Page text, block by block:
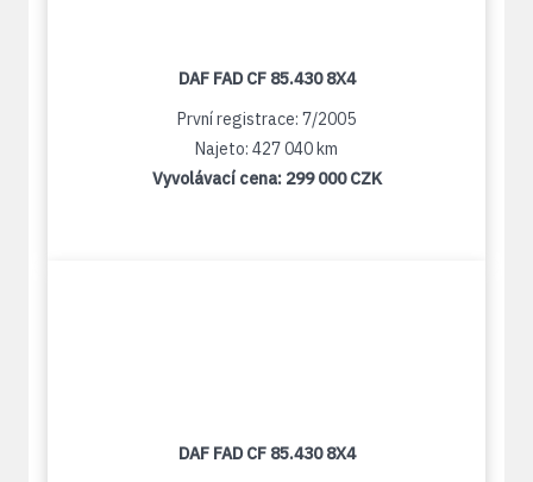
DAF FAD CF 85.430 8X4
První registrace: 7/2005
Najeto: 427 040 km
Vyvolávací cena: 299 000 CZK
DAF FAD CF 85.430 8X4